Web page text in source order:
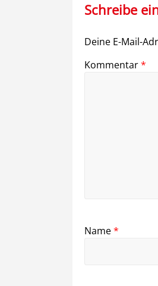
Schreibe
Deine E-Mail-
Kommentar*
Name*